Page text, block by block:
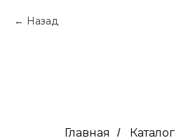
Главная / Каталог
Назад